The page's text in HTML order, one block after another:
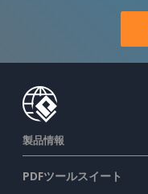
製品情報
PDFツールスイート